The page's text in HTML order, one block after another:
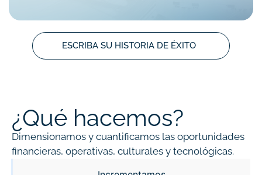
ESCRIBA SU HISTORIA DE ÉXITO
¿Qué hacemos?
Dimensionamos y cuantificamos las oportunidades
financieras, operativas, culturales y tecnológicas.